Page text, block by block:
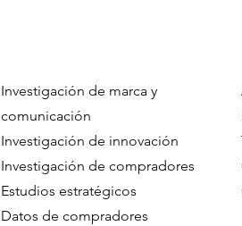
Can AI Put CMI Back In
Driver's Seat? How
Consumer-Centric AI
Innovation Creates a New
Leadership Role
Investigación de marca y
comunicación
Investigación de innovación
Investigación de compradores
Estudios estratégicos
Datos de compradores